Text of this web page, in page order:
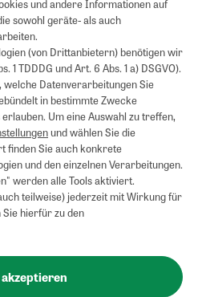
und andere Informationen auf
sowohl geräte- als auch
(von Drittanbietern) benötigen wir
1 TDDDG und Art. 6 Abs. 1 a) DSGVO).
welche Datenverarbeitungen Sie
in bestimmte Zwecke
Um eine Auswahl zu treffen,
und wählen Sie die
finden Sie auch konkrete
und den einzelnen Verarbeitungen.
werden alle Tools aktiviert.
teilweise) jederzeit mit Wirkung für
hierfür zu den